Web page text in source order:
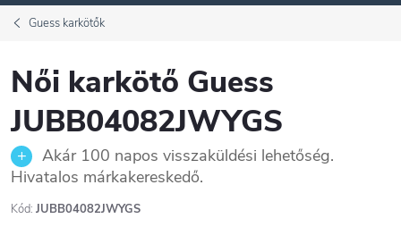
Guess karkötők
Női karkötő Guess
JUBB04082JWYGS
Akár 100 napos visszaküldési lehetőség.
Hivatalos márkakereskedő.
Kód: JUBB04082JWYGS